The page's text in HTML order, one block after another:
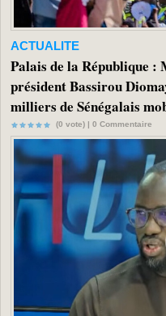
ACTUALITE
Palais de la République
président Bassirou
milliers de Sénégalais
(0 vote) | 0 Commentaire